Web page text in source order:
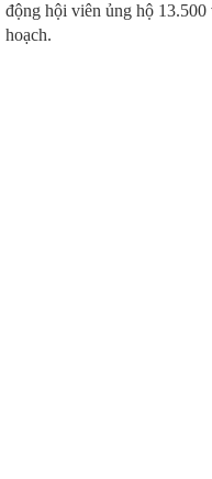
động hội viên ủng hộ
hoạch.